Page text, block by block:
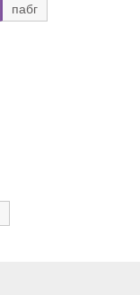
пабг